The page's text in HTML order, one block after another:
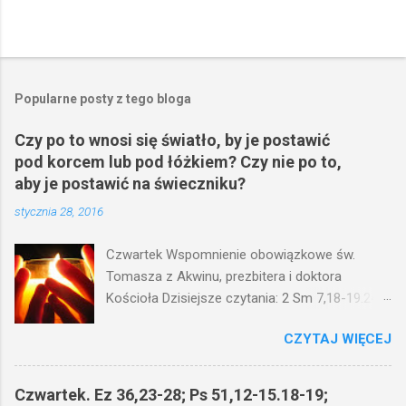
Popularne posty z tego bloga
Czy po to wnosi się światło, by je postawić
pod korcem lub pod łóżkiem? Czy nie po to,
aby je postawić na świeczniku?
stycznia 28, 2016
Czwartek Wspomnienie obowiązkowe św.
Tomasza z Akwinu, prezbitera i doktora
Kościoła Dzisiejsze czytania: 2 Sm 7,18-19.24-
(Mk 4,21-25) Jezus mówił ludowi: Czy po to
wnosi się światło, by je postawić pod korcem
CZYTAJ WIĘCEJ
Czwartek. Ez 36,23-28; Ps 51,12-15.18-19;